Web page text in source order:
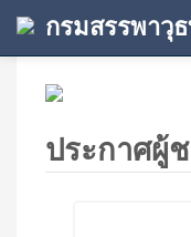
กรมสรรพาวุ
ประกาศผู้